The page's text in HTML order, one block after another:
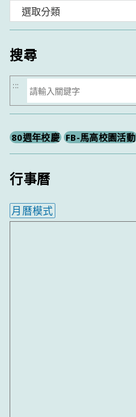
類
搜尋
搜
尋
:::
80週年校慶 FB-馬高校園活動
行事曆
月曆模式